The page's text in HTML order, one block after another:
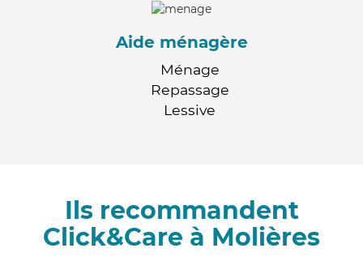
Aide ménagère
Ménage
Repassage
Lessive
Ils recommandent
Click&Care à Molières